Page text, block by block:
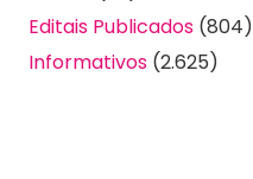
Editais Publicados (804)
Informativos (2.625)